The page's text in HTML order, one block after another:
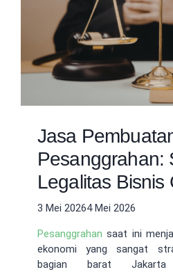
Jasa
Pesanggrahan:
Legalitas Bisnis
3 Mei 20264 Mei 2026
Pesanggrahan saat ini
ekonomi yang sangat
bagian barat